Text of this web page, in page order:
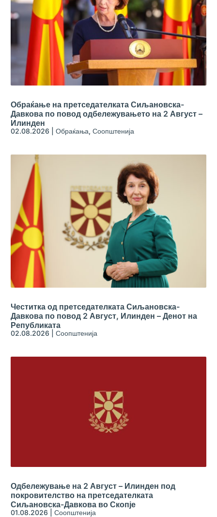
Обраќање на претседателката Сиљановска-
Давкова по повод одбележувањето на 2 Август –
Илинден
02.08.2026 |Обраќања,Соопштенија
Честитка од претседателката Сиљановска-
Давкова по повод 2 Август, Илинден – Денот на
Републиката
02.08.2026 |Соопштенија
Одбележување на 2 Август – Илинден под
покровителство на претседателката
Сиљановска-Давкова во Скопје
01.08.2026 |Соопштенија